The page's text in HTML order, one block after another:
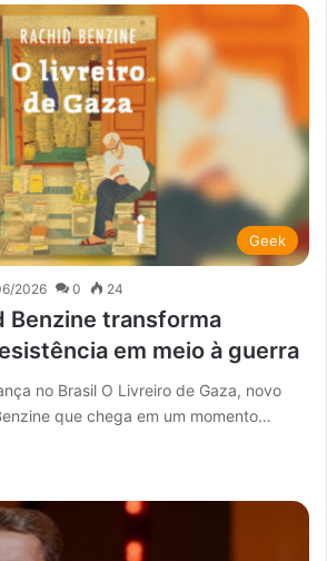
Geek
2026 0 24
Benzine transforma
em meio à guerra
no Brasil O Livreiro de Gaza, novo
que chega em um momento…